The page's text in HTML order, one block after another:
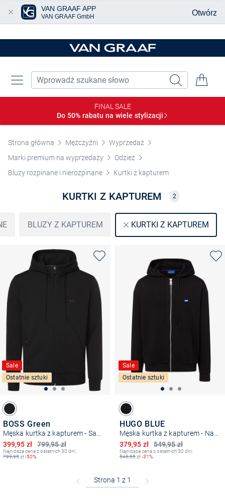
FINAL SALE
Do 50% rabatu na wiele stylizacji
Strona główna Mężczyźni
Wyprzedaż
Marki premium na wyprzedaży
Odzież
Bluzy rozpinane i nierozpinane
Kurtki z kapturem
KURTKI Z KAPTUREM 2
BLUZY Z KAPTUREM KURTKI Z KAPTUREM
Sale
Ostatnie sztuki
BOSS Green
799,95 zł
Obniżona cena
399,95 zł
Najniższa cena z ostatnich 30 dni:
799,95zł-50%
Sale
Ostatnie sztuki
HUGO BLUE
549,95 zł
Obniżona cena
379,95 zł
Najniższa cena z ostatnich 30 dni:
549,95zł-31%
VAN GRAAF APP
VAN GRAAF GmbH Otwórz